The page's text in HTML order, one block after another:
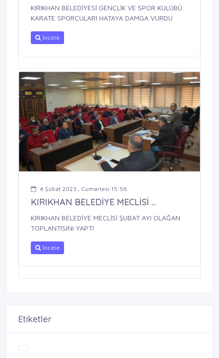
KIRIKHAN BELEDİYESİ GENÇLİK VE SPOR KULÜBÜ
KARATE SPORCULARI HATAYA DAMGA VURDU
İncele
4 Şubat 2023 , Cumartesi 15:56
KIRIKHAN BELEDİYE MECLİSİ ...
KIRIKHAN BELEDİYE MECLİSİ ŞUBAT AYI OLAĞAN
TOPLANTISINI YAPTI
İncele
Etiketler